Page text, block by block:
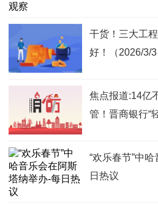
干货！三大工
好！（2026/3/3
焦点报道:14亿
管！晋商银行“
“欢乐春节”中
日热议